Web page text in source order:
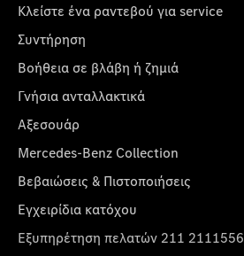
Κλείστε ένα ραντεβού για service
Συντήρηση
Βοήθεια σε βλάβη ή ζημιά
Γνήσια ανταλλακτικά
Αξεσουάρ
Mercedes-Benz Collection
Βεβαιώσεις & Πιστοποιήσεις
Εγχειρίδια κατόχου
Εξυπηρέτηση πελατών 211 2111556